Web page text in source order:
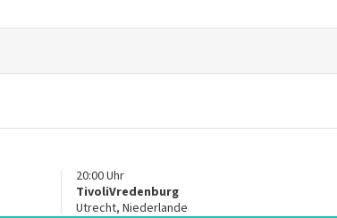
20:00Uhr
TivoliVredenburg
Utrecht, Niederlande